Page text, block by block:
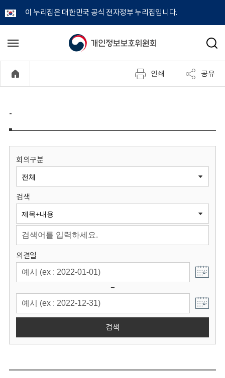
이 누리집은 대한민국 공식 전자정부 누리집입니다.
개
정
보
원
회
메
기
검
인쇄 공유
-
회의구분
검색
의결일
~
검색